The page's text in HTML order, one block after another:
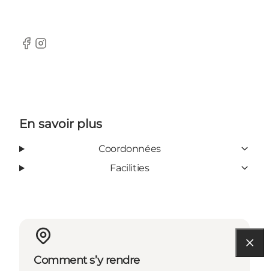
Facebook
Instagram
En savoir plus
Coordonnées
Facilities
Comment s’y rendre